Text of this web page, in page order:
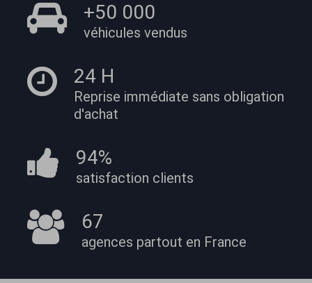
+50 000
véhicules vendus
24 H
Reprise immédiate sans obligation
d'achat
94%
satisfaction clients
67
agences partout en France